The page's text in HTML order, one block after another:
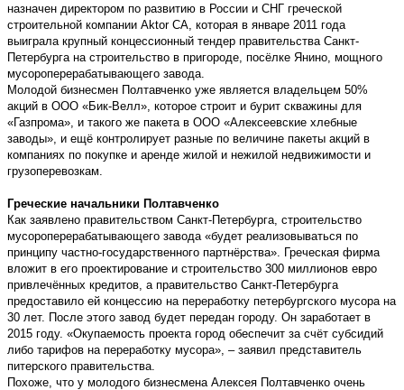
назначен директором по развитию в России и СНГ греческой
строительной компании Aktor CA, которая в январе 2011 года
выиграла крупный концессионный тендер правительства Санкт-
Петербурга на строительство в пригороде, посёлке Янино, мощного
мусороперерабатывающего завода.
Молодой бизнесмен Полтавченко уже является владельцем 50%
акций в ООО «Бик-Велл», которое строит и бурит скважины для
«Газпрома», и такого же пакета в ООО «Алексеевские хлебные
заводы», и ещё контролирует разные по величине пакеты акций в
компаниях по покупке и аренде жилой и нежилой недвижимости и
грузоперевозкам.
Греческие начальники Полтавченко
Как заявлено правительством Санкт-Петербурга, строительство
мусороперерабатывающего завода «будет реализовываться по
принципу частно-государственного партнёрства». Греческая фирма
вложит в его проектирование и строительство 300 миллионов евро
привлечённых кредитов, а правительство Санкт-Петербурга
предоставило ей концессию на переработку петербургского мусора на
30 лет. После этого завод будет передан городу. Он заработает в
2015 году. «Окупаемость проекта город обеспечит за счёт субсидий
либо тарифов на переработку мусора», – заявил представитель
питерского правительства.
Похоже, что у молодого бизнесмена Алексея Полтавченко очень